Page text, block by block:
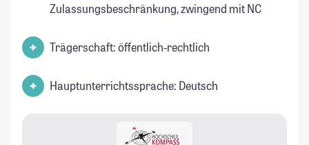
Zulassungsbeschränkung, zwingend mit NC
Trägerschaft: öffentlich-rechtlich
Hauptunterrichtssprache: Deutsch